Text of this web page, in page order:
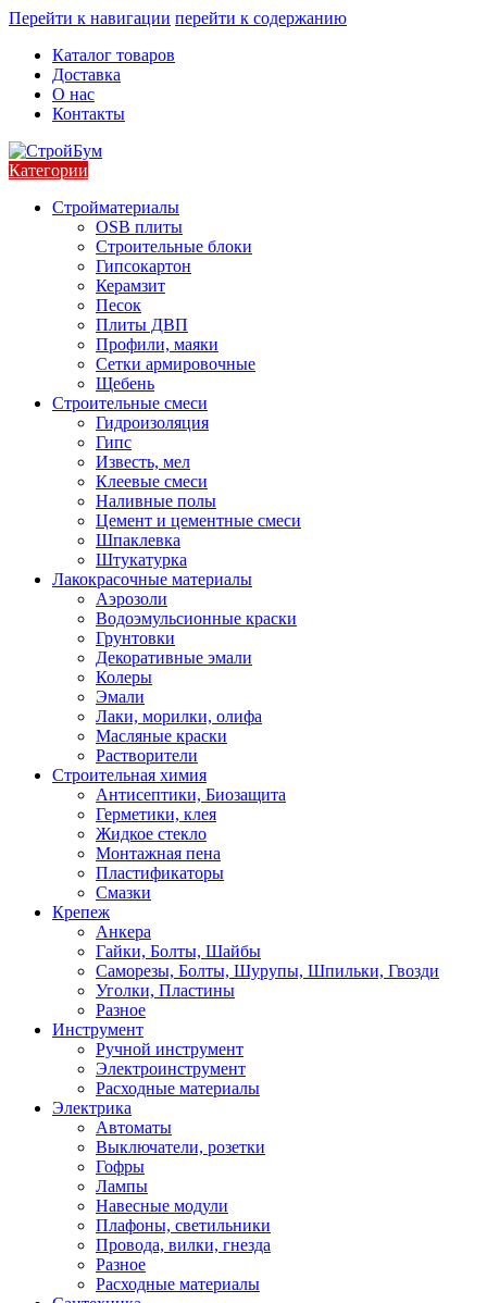
Перейти к навигации перейти к содержанию
Каталог товаров
Доставка
О нас
Контакты
Категории
Стройматериалы
OSB плиты
Строительные блоки
Гипсокартон
Керамзит
Песок
Плиты ДВП
Профили, маяки
Сетки армировочные
Щебень
Строительные смеси
Гидроизоляция
Гипс
Известь, мел
Клеевые смеси
Наливные полы
Цемент и цементные смеси
Шпаклевка
Штукатурка
Лакокрасочные материалы
Аэрозоли
Водоэмульсионные краски
Грунтовки
Декоративные эмали
Колеры
Эмали
Лаки, морилки, олифа
Масляные краски
Растворители
Строительная химия
Антисептики, Биозащита
Герметики, клея
Жидкое стекло
Монтажная пена
Пластификаторы
Смазки
Крепеж
Анкера
Гайки, Болты, Шайбы
Саморезы, Болты, Шурупы, Шпильки, Гвозди
Уголки, Пластины
Разное
Инструмент
Ручной инструмент
Электроинструмент
Расходные материалы
Электрика
Автоматы
Выключатели, розетки
Гофры
Лампы
Навесные модули
Плафоны, светильники
Провода, вилки, гнезда
Разное
Расходные материалы